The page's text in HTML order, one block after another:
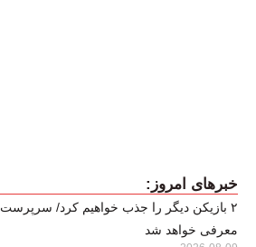
خبرهای امروز:
۲ بازیکن دیگر را جذب خواهیم کرد/
معرفی خواهد شد